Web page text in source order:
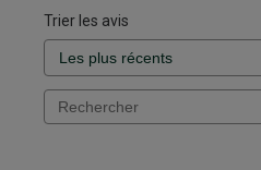
Trier les avis